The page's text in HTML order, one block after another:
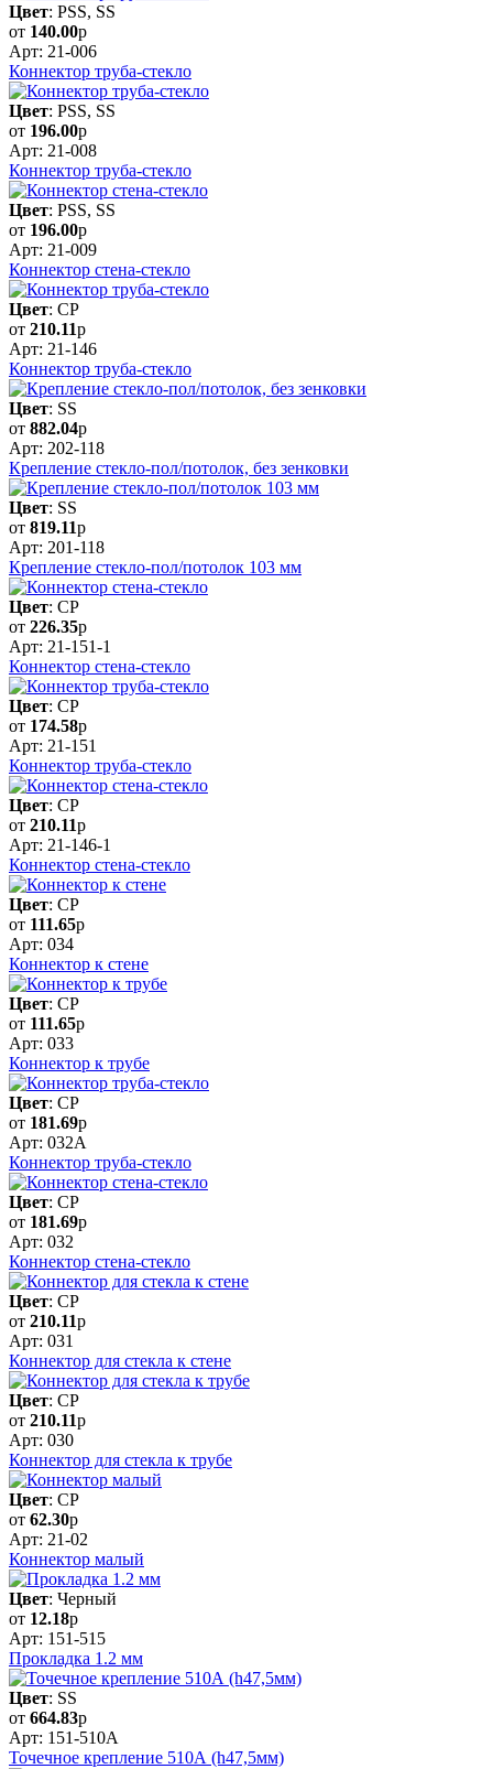
Цвет: PSS, SS
от 140.00р
Арт: 21-006
Коннектор труба-стекло
Цвет: PSS, SS
от 196.00р
Арт: 21-008
Коннектор труба-стекло
Цвет: PSS, SS
от 196.00р
Арт: 21-009
Коннектор стена-стекло
Цвет: CP
от 210.11р
Арт: 21-146
Коннектор труба-стекло
Цвет: SS
от 882.04р
Арт: 202-118
Крепление стекло-пол/потолок, без зенковки
Цвет: SS
от 819.11р
Арт: 201-118
Крепление стекло-пол/потолок 103 мм
Цвет: CP
от 226.35р
Арт: 21-151-1
Коннектор стена-стекло
Цвет: CP
от 174.58р
Арт: 21-151
Коннектор труба-стекло
Цвет: CP
от 210.11р
Арт: 21-146-1
Коннектор стена-стекло
Цвет: CP
от 111.65р
Арт: 034
Коннектор к стене
Цвет: CP
от 111.65р
Арт: 033
Коннектор к трубе
Цвет: CP
от 181.69р
Арт: 032A
Коннектор труба-стекло
Цвет: CP
от 181.69р
Арт: 032
Коннектор стена-стекло
Цвет: CP
от 210.11р
Арт: 031
Коннектор для стекла к стене
Цвет: CP
от 210.11р
Арт: 030
Коннектор для стекла к трубе
Цвет: CP
от 62.30р
Арт: 21-02
Коннектор малый
Цвет: Черный
от 12.18р
Арт: 151-515
Прокладка 1.2 мм
Цвет: SS
от 664.83р
Арт: 151-510А
Точечное крепление 510А (h47,5мм)